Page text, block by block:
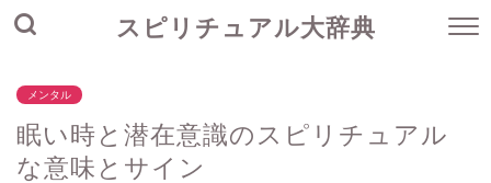
スピリチュアル大辞典
メンタル
眠い時と潜在意識のスピリチュアル
な意味とサイン